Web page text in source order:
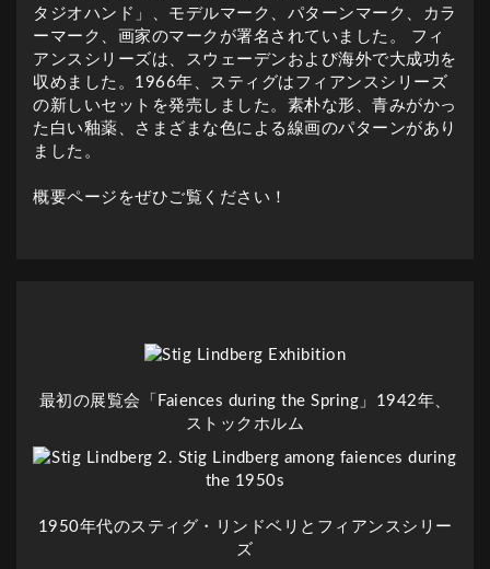
タジオハンド」、モデルマーク、パターンマーク、カラ
ーマーク、画家のマークが署名されていました。 フィ
アンスシリーズは、スウェーデンおよび海外で大成功を
収めました。1966年、スティグはフィアンスシリーズ
の新しいセットを発売しました。素朴な形、青みがかっ
た白い釉薬、さまざまな色による線画のパターンがあり
ました。
概要ページをぜひご覧ください！
最初の展覧会「Faiences during the Spring」1942年、
ストックホルム
1950年代のスティグ・リンドベリとフィアンスシリー
ズ